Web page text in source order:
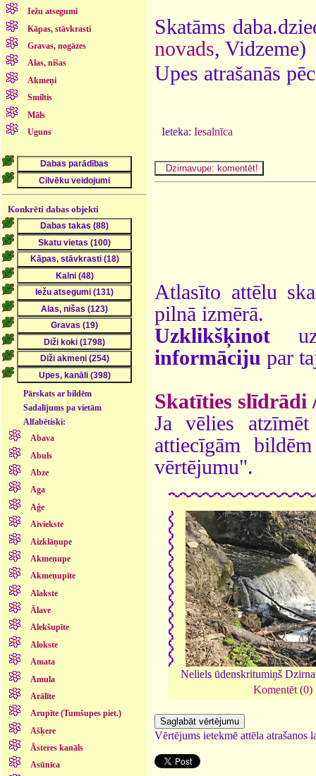
Iežu atsegumi
Kāpas, stāvkrasti
Gravas, nogāzes
Alas, nišas
Akmeņi
Smiltis
Māls
Uguns
Konkrēti dabas objekti
Pārskats ar bildēm
Sadalījums pa vietām
Alfabētiski:
Abava
Abuls
Abze
Aga
Aģe
Aiviekste
Aizklāņupe
Akmeņupe
Akmeņupīte
Alakste
Ālave
Alekšupīte
Alokste
Amata
Amula
Arālīte
Arupīte (Tumšupes piet.)
Ašķere
Āsteres kanāls
Asūnīca
Skatāms
novads, Vidzeme)
Upes atrašanās
Ieteka: Iesalnīca
Atlasīto attēlu
pilnā izmērā.
Uzklikšķinot
informāciju par
Skatīties slīdrādi
Ja vēlies
attiecīgām
vērtējumu".
Neliels ūdenskritumiņš
Komentēt (0)
Vērtējums ietekmē attēla atrašanos